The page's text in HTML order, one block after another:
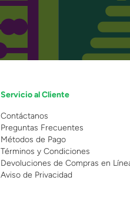
Servicio al Cliente
Contáctanos
Preguntas Frecuentes
Métodos de Pago
Términos y Condiciones
Devoluciones de Compras en
Aviso de Privacidad